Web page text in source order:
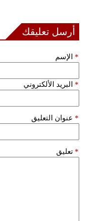
أرسل تعليقك
الإسم *
البريد الألكتروني *
عنوان التعليق *
تعليق *